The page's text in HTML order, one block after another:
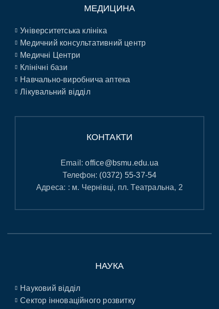
МЕДИЦИНА
Університетська клініка
Медичний консультативний центр
Медичні Центри
Клінічні бази
Навчально-виробнича аптека
Лікувальний відділ
КОНТАКТИ
Email:office@bsmu.edu.ua
Телефон: (0372) 55-37-54
Адреса: : м. Чернівці, пл. Театральна, 2
НАУКА
Науковий відділ
Сектор інноваційного розвитку